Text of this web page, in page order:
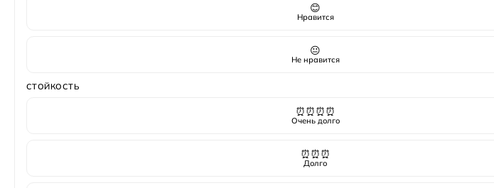
😊
Нравится
😐
Не нравится
СТОЙКОСТЬ
⏰⏰⏰⏰
Очень долго
⏰⏰⏰
Долго